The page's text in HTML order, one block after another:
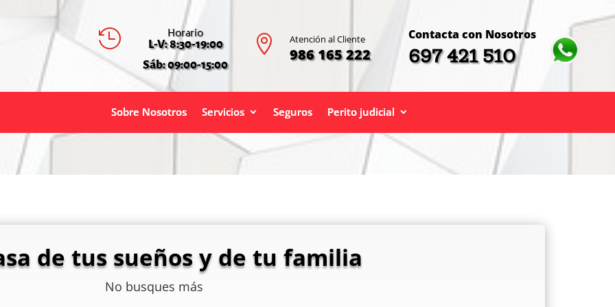
 Horario
L-V: 8:30-19:00
Sáb: 09:00-15:00
 Atención al Cliente
986 165 222
Contacta con Nosotros
697 421 510
Sobre Nosotros Servicios Seguros Perito judicial
de tus sueños y de tu familia
No busques más